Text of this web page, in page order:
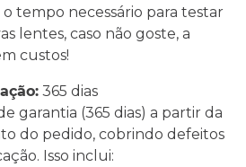
tempo necessário para testar
lentes, caso não goste, a
custos!
365 dias
garantia (365 dias) a partir da
do pedido, cobrindo defeitos
Isso inclui: